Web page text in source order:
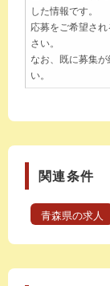
した情報です。
応募をご希望さ
さい。
なお、既に募集
い。
関連条件
青森県の求人